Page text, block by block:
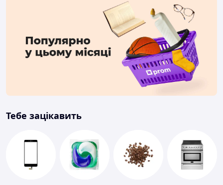
Тебе зацікавить